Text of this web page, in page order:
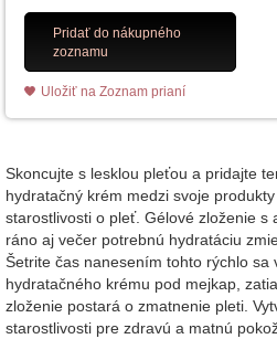
Pridať do nákupného
zoznamu
Uložiť na Zoznam prianí
Skoncujte s lesklou pleťou a pridajte
hydratačný krém medzi svoje
starostlivosti o pleť. Gélové zloženie s
ráno aj večer potrebnú hydratáciu
Šetrite čas nanesením tohto rýchlo sa
hydratačného krému pod mejkap,
zloženie postará o zmatnenie pleti.
starostlivosti pre zdravú a matnú